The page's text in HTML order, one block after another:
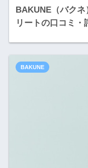
BAKUNE（バク
リートの口コミ・
BAKUNE